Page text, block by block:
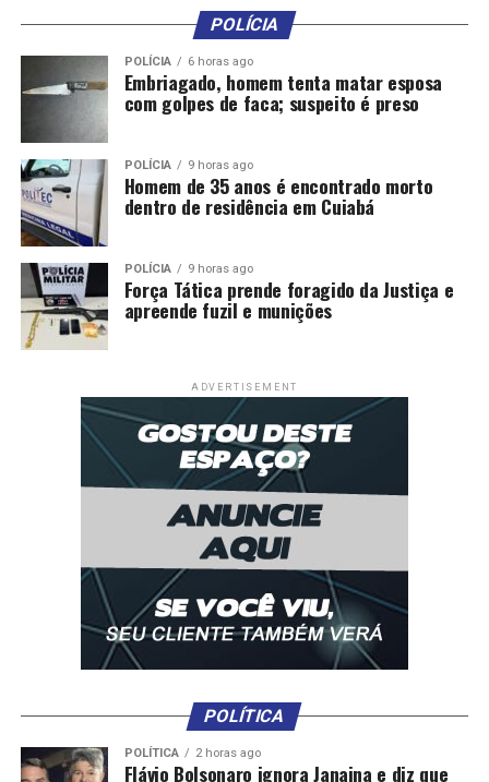
POLÍCIA
POLÍCIA 6 horas ago
Embriagado, homem tenta matar esposa
com golpes de faca; suspeito é preso
POLÍCIA 9 horas ago
Homem de 35 anos é encontrado morto
dentro de residência em Cuiabá
POLÍCIA 9 horas ago
Força Tática prende foragido da Justiça e
apreende fuzil e munições
ADVERTISEMENT
POLÍTICA
POLÍTICA 2 horas ago
Flávio Bolsonaro ignora Janaina e diz que